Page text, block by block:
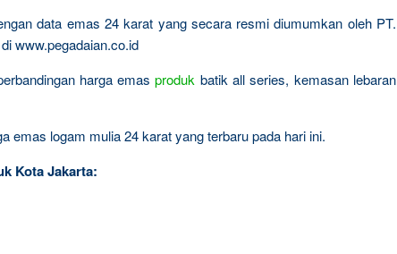
data emas 24 karat yang secara resmi diumumkan oleh PT.
www.pegadaian.co.id
harga emasproduk batik all series, kemasan lebaran
emas logam mulia 24 karat yang terbaru pada hari ini.
Kota Jakarta: